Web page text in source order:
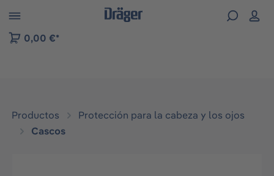
to B2B platform navigation
0,00 €*
Productos
Protección para la cabeza y los ojos
Cascos